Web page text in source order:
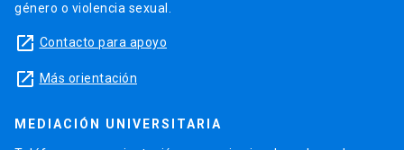
género o violencia sexual.
launch Contacto para apoyo
launch Más orientación
MEDIACIÓN UNIVERSITARIA